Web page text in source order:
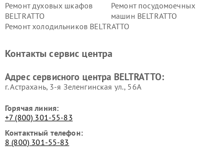
Ремонт духовых шкафов
BELTRATTO
Ремонт посудомоечных
машин BELTRATTO
Ремонт холодильников BELTRATTO
Контакты сервис центра
Адрес сервисного центра BELTRATTO:
г. Астрахань, 3-я Зеленгинская ул., 56А
Горячая линия:
+7 (800) 301-55-83
Контактный телефон:
8 (800) 301-55-83